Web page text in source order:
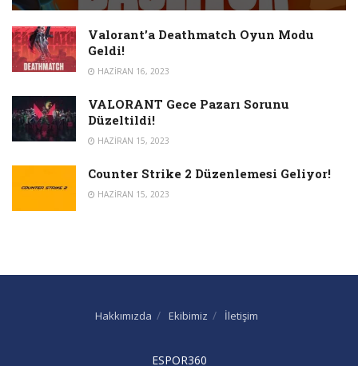
Valorant’a Deathmatch Oyun Modu
Geldi!
HAZIRAN 16, 2023
VALORANT Gece Pazarı Sorunu
Düzeltildi!
HAZIRAN 15, 2023
Counter Strike 2 Düzenlemesi Geliyor!
HAZIRAN 15, 2023
Hakkımızda Ekibimiz İletişim
ESPOR360